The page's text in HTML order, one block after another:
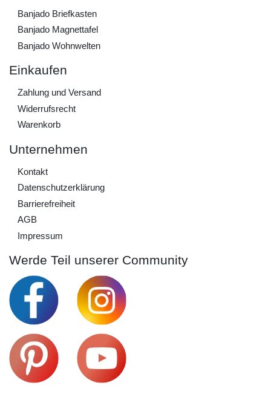
Banjado Briefkasten
Banjado Magnettafel
Banjado Wohnwelten
Einkaufen
Zahlung und Versand
Widerrufs­recht
Warenkorb
Unternehmen
Kontakt
Daten­schutz­erklärung
Barrierefreiheit
AGB
Impressum
Werde Teil unserer Community